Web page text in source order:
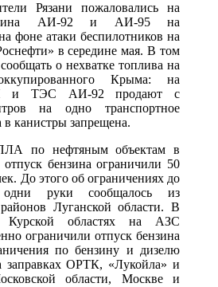
Рязани пожаловались на
АИ-92 и АИ-95 на
фоне атаки беспилотников на
в середине мая. В том
о нехватке топлива на
Крыма: на
и ТЭС АИ-92 продают с
на одно транспортное
в канистры запрещена.
по нефтяным объектам в
отпуск бензина ограничили 50
До этого об ограничениях до
руки сообщалось из
Луганской области. В
Курской областях на АЗС
ограничили отпуск бензина
по бензину и дизелю
заправках ОРТК, «Лукойла» и
области, Москве и